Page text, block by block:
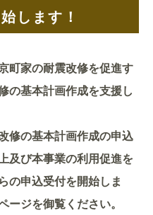
します！
町家の耐震改修を促進す
の基本計画作成を支援し
修の基本計画作成の申込
及び本事業の利用促進を
の申込受付を開始しま
ージを御覧ください。